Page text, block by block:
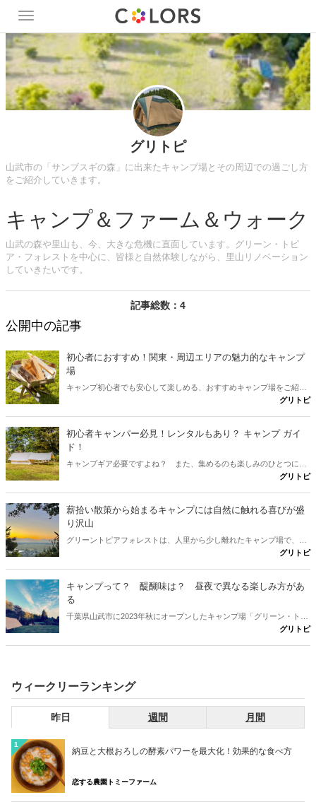
Toggle
navigation
グリトピ
山武市の「サンブスギの森」に出来たキャンプ場とその周辺での過ごし方
をご紹介していきます。
キャンプ＆ファーム＆ウォーク
山武の森や里山も、今、大きな危機に直面しています。グリーン・トピ
ア・フォレストを中心に、皆様と自然体験しながら、里山リノベーション
していきたいです。
記事総数：4
公開中の記事
初心者におすすめ！関東・周辺エリアの魅力的なキャンプ
場
キャンプ初心者でも安心して楽しめる、おすすめキャンプ場をご紹介
します。この記事では、関東やその周辺エリアにあるキャンプ場を厳
読めば、次のキャンプ計画がスムーズに進むこと間違いなし！
グリトピ
初心者キャンパー必見！レンタルもあり？ キャンプ ガイ
ド！
キャンプギア必要ですよね？ また、集めるのも楽しみのひとつにし
ているキャンパーもいます。 今回は、キャンプ初心者でも簡単にキャ
からでも楽しめる素晴らしい趣味です。 この記事を読んで、ぜひキャ
ンプの魅力を体験してみてください。
グリトピ
薪拾い散策から始まるキャンプには自然に触れる喜びが盛
り沢山
グリーントピアフォレストは、人里から少し離れたキャンプ場で、そ
の先は、道も荒れているので車があまり通りません。整備されてない
を存分に楽しめます。火起こしデイキャンプ（BBQ）の方も多く訪れ
るキャンプ場です。
グリトピ
キャンプって？ 醍醐味は？ 昼夜で異なる楽しみ方があ
る
千葉県山武市に2023年秋にオープンしたキャンプ場「グリーン・トピ
ア・フォレスト」（略称：グリトピ）荒れ果てていた森を数年前から
す。
グリトピ
ウィークリーランキング
昨日 週間 月間
1
納豆と大根おろしの酵素パワーを最大化！効果的な食べ方
恋する農園トミーファーム